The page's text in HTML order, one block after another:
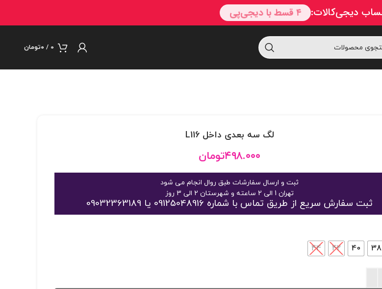
0
/ ۰تومان
لگ سه بعدی داخل L116
۴۹۸.۰۰۰تومان
ثبت و ارسال سفارشات طبق روال انجام می شود
تهران 1 الی 2 ساعته و شهرستان 2 الی 3 روز
ثبت سفارش سریع از طریق تماس با شماره 09125048916 یا 09032363189
38
40
42
44